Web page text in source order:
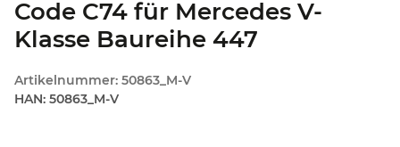
Code C74 für Mercedes V-
Klasse Baureihe 447
Artikelnummer: 50863_M-V
HAN: 50863_M-V